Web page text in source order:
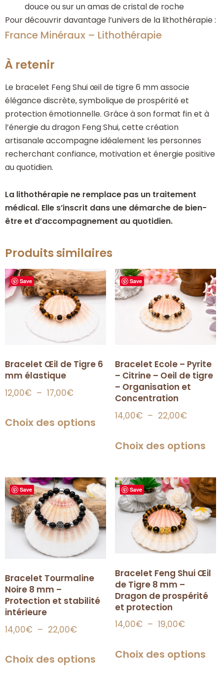
douce ou sur un amas de cristal de roche
Pour découvrir davantage l’univers de la lithothérapie :
France Minéraux – Lithothérapie
À retenir
Le bracelet Feng Shui œil de tigre 6 mm associe
élégance discrète, symbolique de prospérité et
protection émotionnelle. Grâce à son format fin et à
l’énergie du dragon Feng Shui, cette création
artisanale accompagne idéalement les personnes
recherchant confiance, motivation et énergie positive
au quotidien.
La lithothérapie ne remplace pas un traitement
médical. Elle s’inscrit dans une démarche de bien-
être et d’accompagnement au quotidien.
Produits similaires
Save
Bracelet Œil de Tigre 6
mm élastique
12,00€ – 17,00€
Choix des options
Save
Bracelet Ecole – Pyrite
– Citrine – Oeil de tigre
– Organisation et
Concentration
14,00€ – 22,00€
Choix des options
Save
Bracelet Tourmaline
Noire 8 mm –
Protection et stabilité
intérieure
14,00€ – 22,00€
Choix des options
Save
Bracelet Feng Shui Œil
de Tigre 8 mm –
Dragon de prospérité
et protection
14,00€ – 19,00€
Choix des options